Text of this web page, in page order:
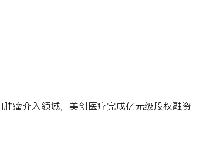
瘤介入领域，美创医疗完成亿元级股权融资